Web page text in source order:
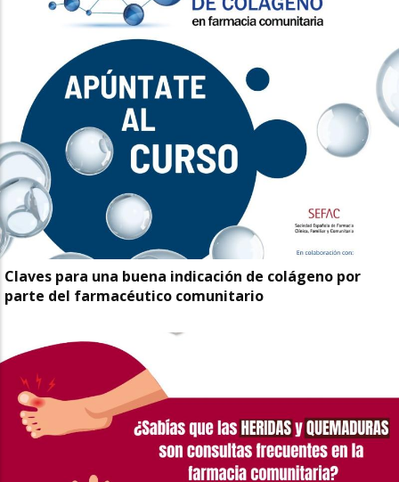
Claves para una buena indicación de colágeno por
parte del farmacéutico comunitario